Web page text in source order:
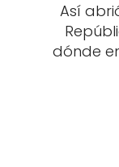
Así
dónde